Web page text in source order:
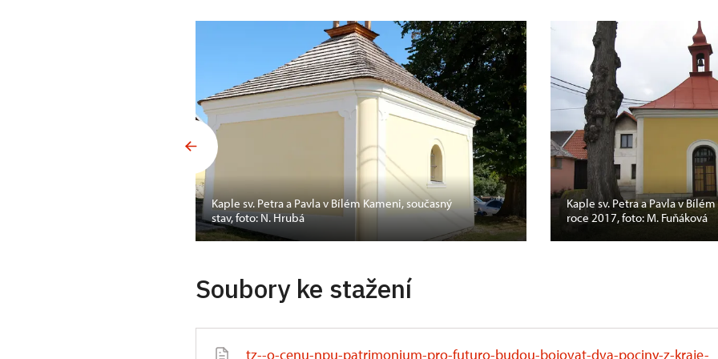
Kaple sv. Petra a Pavla v Bílém Kameni, současný
stav, foto: N. Hrubá
Kaple sv. Petra a Pavla v
roce 2017, foto: M. Fuňáková
Soubory ke stažení
tz--o-cenu-npu-patrimonium-pro-futuro-budou-bojovat-dva-pociny-z-kraje-